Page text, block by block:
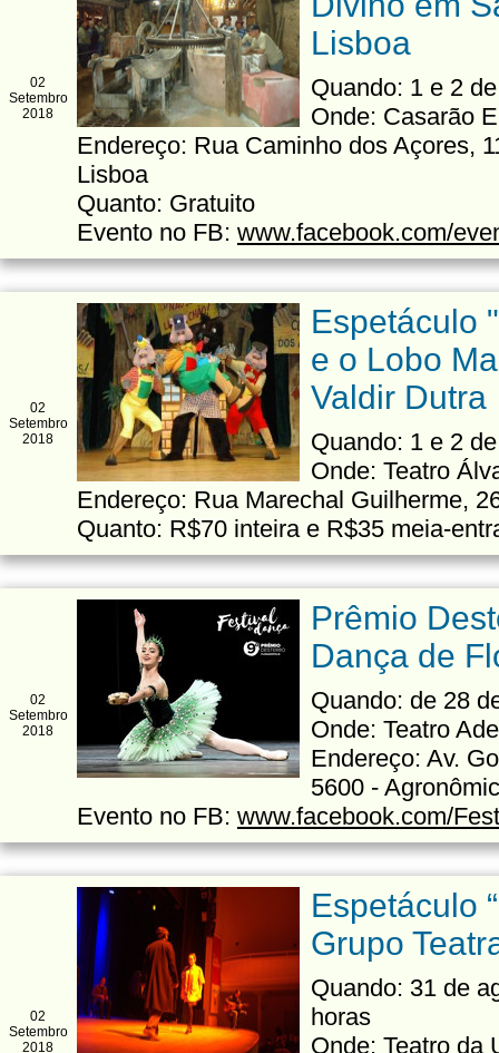
02
Setembro
2018
Lisboa
Quando: 1 e 2
Onde: Casarão
Endereço: Rua Caminho dos Açores,
Lisboa
Quanto: Gratuito
Evento no FB: www.facebook.com/
02
Setembro
2018
Espetáculo
e o Lobo
Valdir Dutra
Quando: 1 e 2
Onde: Teatro
Endereço: Rua Marechal Guilherme,
Quanto: R$70 inteira e R$35 meia-
02
Setembro
2018
Prêmio
Dança de
Quando: de 28
Onde: Teatro
Endereço: Av.
5600 -
Evento no FB: www.facebook.com/
02
Setembro
2018
Espetáculo
Grupo
Quando: 31 de
horas
Onde: Teatro da